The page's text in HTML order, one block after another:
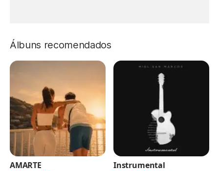
Álbuns recomendados
AMARTE Instrumental